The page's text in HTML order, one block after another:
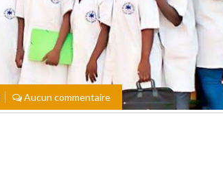
Aucun commentaire